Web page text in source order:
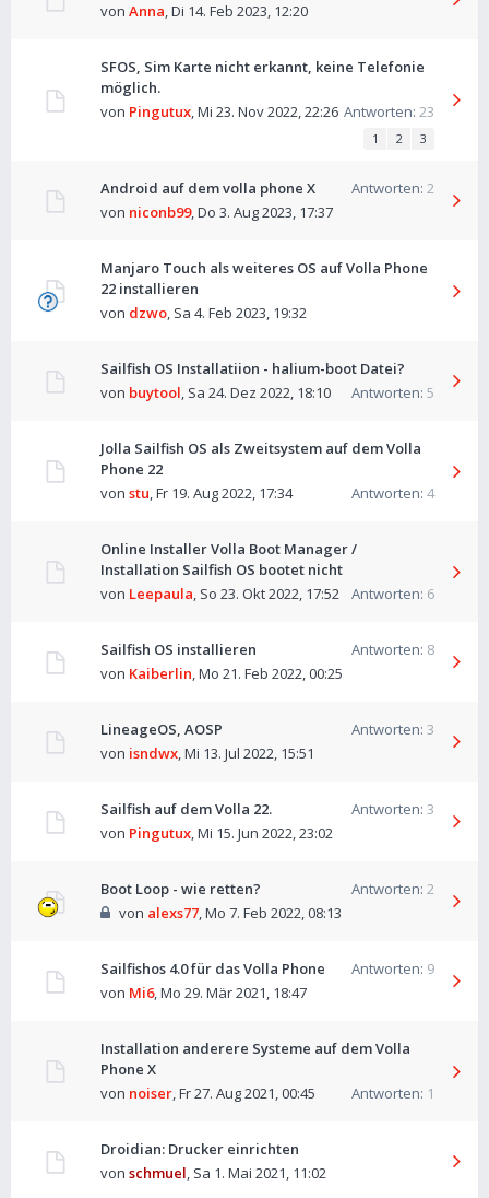
von Anna,Di 14. Feb 2023, 12:20
SFOS, Sim Karte nicht erkannt, keine Telefonie
möglich.
Antworten: 23
von Pingutux,Mi 23. Nov 2022, 22:26
1 2 3
Android auf dem volla phone X Antworten: 2
von niconb99,Do 3. Aug 2023, 17:37
Manjaro Touch als weiteres OS auf Volla Phone
22 installieren
von dzwo, Sa 4. Feb 2023, 19:32
Sailfish OS Installatiion - halium-boot Datei?
Antworten: 5
von buytool, Sa 24. Dez 2022, 18:10
Jolla Sailfish OS als Zweitsystem auf dem Volla
Phone 22
Antworten: 4
von stu,Fr 19. Aug 2022, 17:34
Online Installer Volla Boot Manager /
Installation Sailfish OS bootet nicht
Antworten: 6
von Leepaula, So 23. Okt 2022, 17:52
Sailfish OS installieren Antworten: 8
von Kaiberlin,Mo 21. Feb 2022, 00:25
LineageOS, AOSP Antworten: 3
von isndwx,Mi 13. Jul 2022, 15:51
Sailfish auf dem Volla 22. Antworten: 3
von Pingutux,Mi 15. Jun 2022, 23:02
Boot Loop - wie retten? Antworten: 2
von alexs77,Mo 7. Feb 2022, 08:13
Sailfishos 4.0 für das Volla Phone Antworten: 9
von Mi6,Mo 29. Mär 2021, 18:47
Installation anderere Systeme auf dem Volla
Phone X
Antworten: 1
von noiser,Fr 27. Aug 2021, 00:45
Droidian: Drucker einrichten
von schmuel, Sa 1. Mai 2021, 11:02